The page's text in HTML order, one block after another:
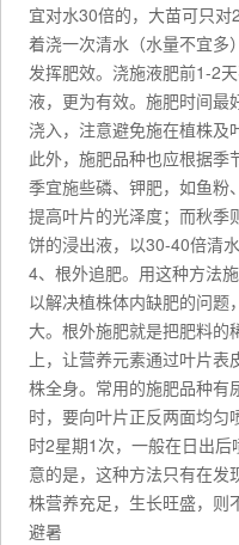
宜对水30倍的，大苗可只
着浇一次清水（水量不宜多
发挥肥效。浇施液肥前1-2
液，更为有效。施肥时间最
浇入，注意避免施在植株及
此外，施肥品种也应根据季
季宜施些磷、钾肥，如鱼粉
提高叶片的光泽度；而秋季
饼的浸出液，以30-40倍清
4、根外追肥。用这种方法
以解决植株体内缺肥的问
大。根外施肥就是把肥料的
上，让营养元素通过叶片
株全身。常用的施肥品种有
时，要向叶片正反两面均
时2星期1次，一般在日出
意的是，这种方法只有在发
株营养充足，生长旺盛，则
避暑